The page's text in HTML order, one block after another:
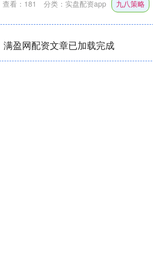
查看： 181 分类： 实盘配资app 九八策略
满盈网配资文章已加载完成